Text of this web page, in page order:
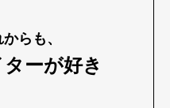
らも、
ーが好き